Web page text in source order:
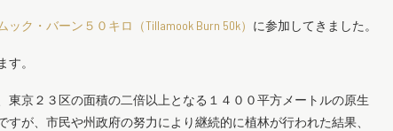
ック・バーン５０キロ（Tillamook Burn 50k） に参加してきました。
す。
東京２３区の面積の二倍以上となる１４００平方メートルの原生
が、市民や州政府の努力により継続的に植林が行われた結果、